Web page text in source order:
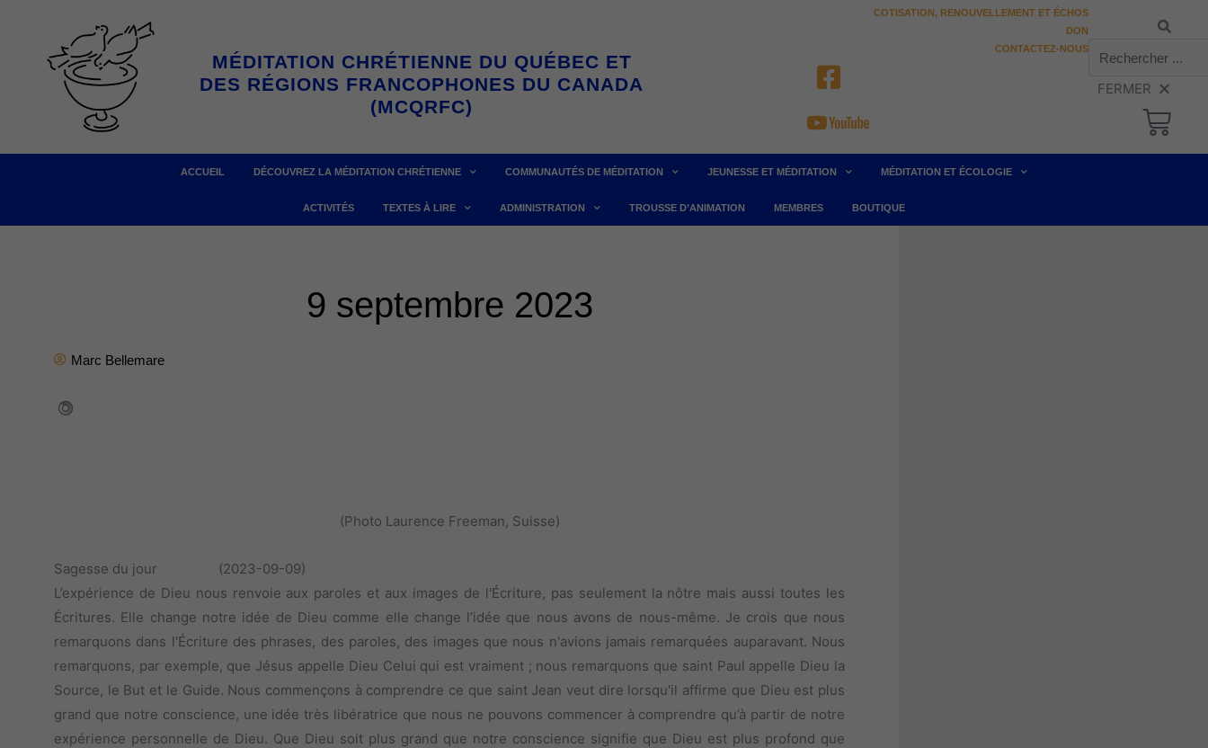
contenu
MÉDITATION CHRÉTIENNE DU QUÉBEC ET
DES RÉGIONS FRANCOPHONES DU CANADA
(MCQRFC)
COTISATION, RENOUVELLEMENT ET ÉCHOS
DON
CONTACTEZ-NOUS
Rechercher
ACCUEIL DÉCOUVREZ LA MÉDITATION CHRÉTIENNE COMMUNAUTÉS DE MÉDITATION JEUNESSE ET MÉDITATION MÉDITATION ET ÉCOLOGIE
ACTIVITÉS TEXTES À LIRE ADMINISTRATION TROUSSE D’ANIMATION MEMBRES BOUTIQUE
9 septembre 2023
Marc Bellemare
(Photo Laurence Freeman, Suisse)
Sagesse du jour (2023-09-09)
L’expérience de Dieu nous renvoie aux paroles et aux images de l'Écriture, pas seulement la nôtre mais aussi toutes les
Écritures. Elle change notre idée de Dieu comme elle change l’idée que nous avons de nous-même. Je crois que nous
remarquons dans l'Écriture des phrases, des paroles, des images que nous n'avions jamais remarquées auparavant. Nous
remarquons, par exemple, que Jésus appelle Dieu Celui qui est vraiment ; nous remarquons que saint Paul appelle Dieu la
Source, le But et le Guide. Nous commençons à comprendre ce que saint Jean veut dire lorsqu'il affirme que Dieu est plus
grand que notre conscience, une idée très libératrice que nous ne pouvons commencer à comprendre qu’à partir de notre
expérience personnelle de Dieu. Que Dieu soit plus grand que notre conscience signifie que Dieu est plus profond que